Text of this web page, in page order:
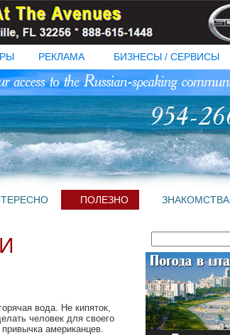
РЕКЛАМА БИЗНЕСЫ / СЕРВИСЫ
ПОЛЕЗНО ЗНАКОМСТВА
вода. Не кипяток,
человек для своего
американцев.